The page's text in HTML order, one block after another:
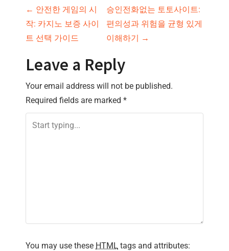
P
o
s
t
n
a
t
← 안전한 게임의 시
작: 카지노 보증 사이
트 선택 가이드
승인전화없는 토토사이트:
편의성과 위험을 균형 있게
이해하기 →
Leave a Reply
Your email address will not be published.
Required fields are marked *
You may use these HTML tags and attributes: